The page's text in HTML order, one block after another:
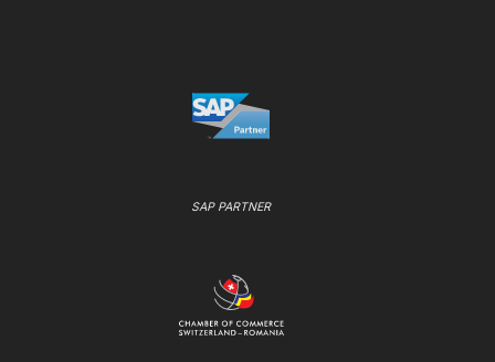
SAP PARTNER